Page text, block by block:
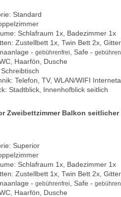
Standard
Schlafraum 1x, Badezimmer 1x
Zustellbett 1x, Twin Bett 2x,
- gebührenfrei , Safe -
Haarfön, Dusche
Telefon, TV, WLAN/WIFI
Stadtblick, Innenhofblick seitlich
Zweibettzimmer Balkon seitlicher
Superior
Schlafraum 1x, Badezimmer 1x
Zustellbett 1x, Twin Bett 2x,
- gebührenfrei , Safe -
Haarfön, Dusche